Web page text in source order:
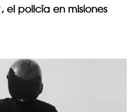
, el policía en misiones